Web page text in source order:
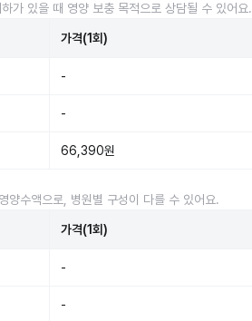
가 있을 때 영양 보충 목적으로 상담될 수 있어요.
가격(1회)
-
-
66,390원
양수액으로, 병원별 구성이 다를 수 있어요.
가격(1회)
-
-